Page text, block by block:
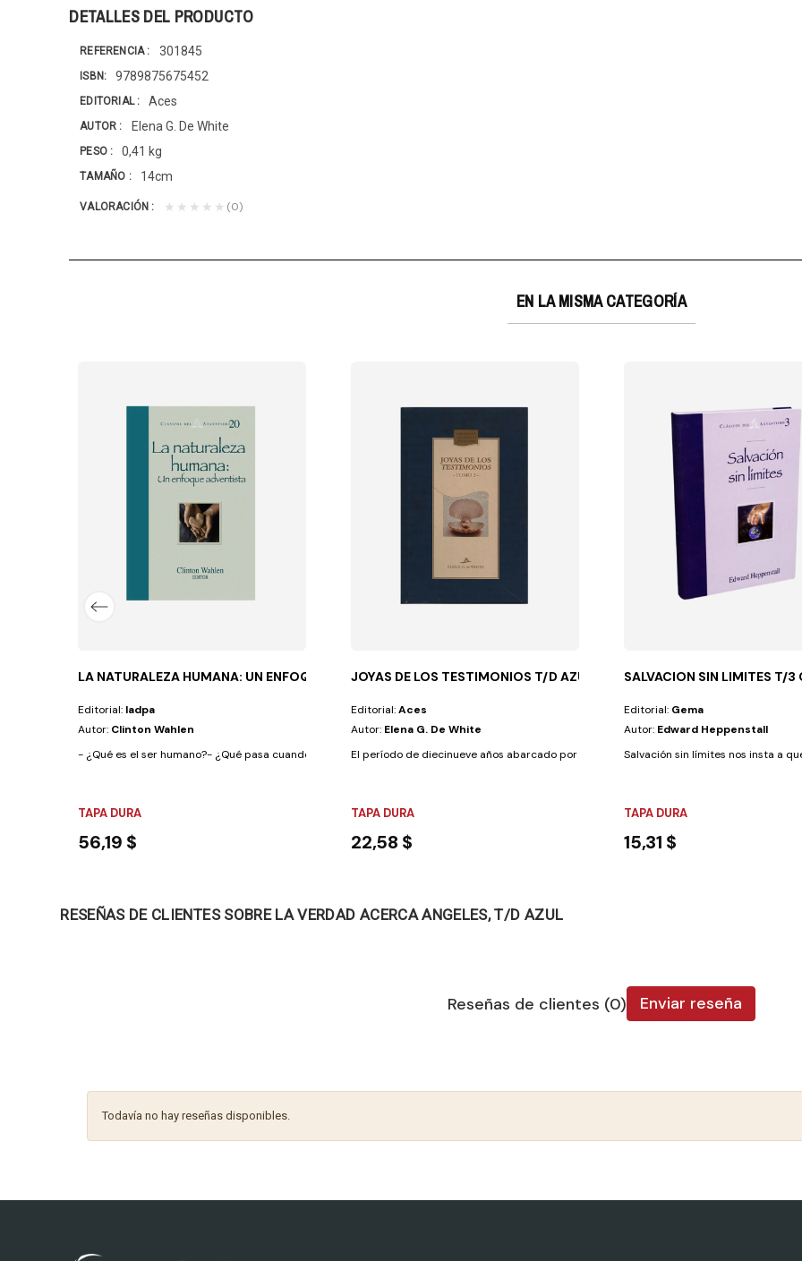
DETALLES DEL PRODUCTO
REFERENCIA 301845
ISBN 9789875675452
EDITORIAL Aces
AUTOR Elena G. De White
PESO 0,41 kg
TAMAÑO 14cm
VALORACIÓN ★★★★★ (0)
EN LA MISMA CATEGORÍA
LA NATURALEZA HUMANA: UN ENFOQUE ADVENTI
Editorial: Iadpa
Autor: Clinton Wahlen
- ¿Qué es el ser humano?- ¿Qué pasa cuando morimos?- ¿Existe un infierno que...
TAPA DURA
56,19 $
JOYAS DE LOS TESTIMONIOS T/D AZUL
Editorial:Aces
Autor: Elena G. De White
El período de diecinueve años abarcado por los consejos contenidos en este tomo...
TAPA DURA
22,58 $
SALVACION SIN LIMITES T/3
Editorial: Gema
Autor: Edward Heppenstall
Salvación sin límites nos insta a
TAPA DURA
15,31 $
RESEÑAS DE CLIENTES SOBRE LA VERDAD ACERCA ANGELES, T/D AZUL
Reseñas de clientes (0) Enviar reseña
Todavía no hay reseñas disponibles.